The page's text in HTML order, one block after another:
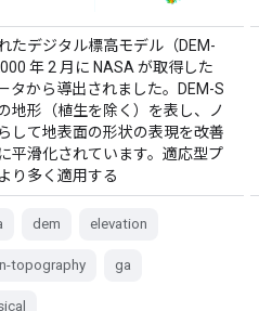
たデジタル標高モデル（DEM-
年 2 月に NASA が取得した
タから導出されました。DEM-S
地形（植生を除く）を表し、ノ
して地表面の形状の表現を改善
平滑化されています。適応型プ
り多く適用する
dem elevation
topography ga